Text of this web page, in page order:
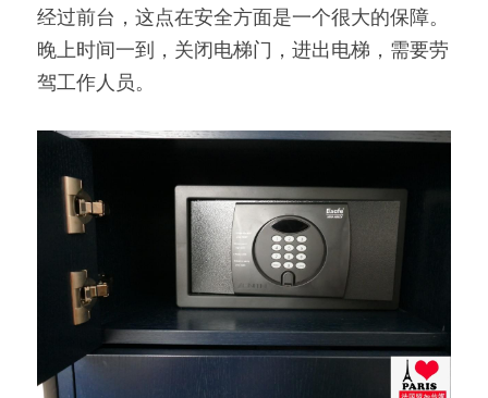
经过前台，这点在安全方面是一个很大的保障。
晚上时间一到，关闭电梯门，进出电梯，需要劳
驾工作人员。